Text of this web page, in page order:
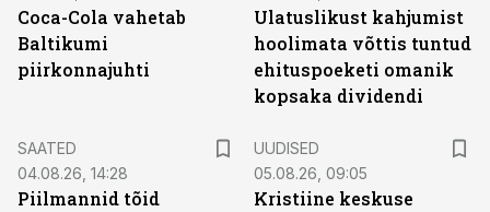
Coca-Cola vahetab
Baltikumi
piirkonnajuhti
Ulatuslikust kahjumist
hoolimata võttis tuntud
ehituspoeketi omanik
kopsaka dividendi
SAATED
04.08.26, 14:28
Piilmannid tõid
UUDISED
05.08.26, 09:05
Kristiine keskuse